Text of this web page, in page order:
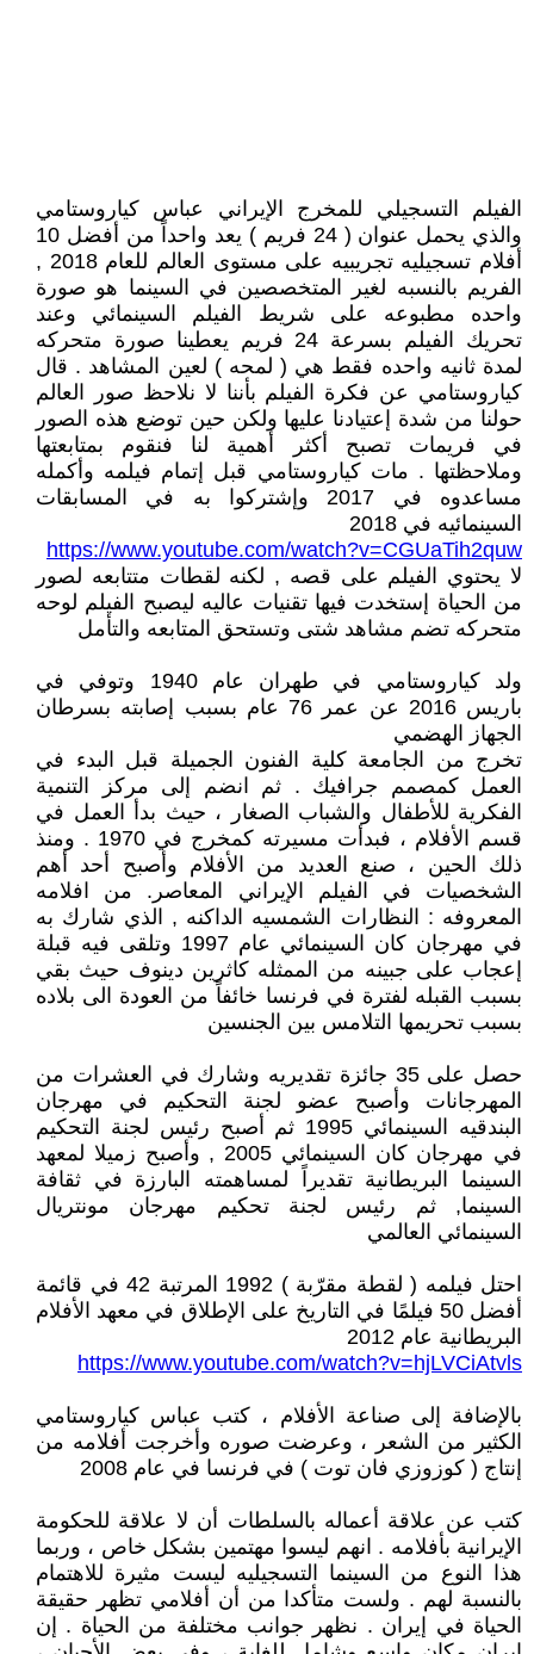
الفيلم التسجيلي للمخرج الإيراني عباس كياروستامي
والذي يحمل عنوان ( 24 فريم ) يعد واحداً من أفضل 10
أفلام تسجيليه تجريبيه على مستوى العالم للعام 2018 ,
الفريم بالنسبه لغير المتخصصين في السينما هو صورة
واحده مطبوعه على شريط الفيلم السينمائي وعند
تحريك الفيلم بسرعة 24 فريم يعطينا صورة متحركه
لمدة ثانيه واحده فقط هي ( لمحه ) لعين المشاهد . قال
كياروستامي عن فكرة الفيلم بأننا لا نلاحظ صور العالم
حولنا من شدة إعتيادنا عليها ولكن حين توضع هذه الصور
في فريمات تصبح أكثر أهمية لنا فنقوم بمتابعتها
وملاحظتها . مات كياروستامي قبل إتمام فيلمه وأكمله
مساعدوه في 2017 وإشتركوا به في المسابقات
السينمائيه في 2018
https://www.youtube.com/watch?v=CGUaTih2quw
لا يحتوي الفيلم على قصه , لكنه لقطات متتابعه لصور
من الحياة إستخدت فيها تقنيات عاليه ليصبح الفيلم لوحه
متحركه تضم مشاهد شتى وتستحق المتابعه والتأمل
ولد كياروستامي في طهران عام 1940 وتوفي في
باريس 2016 عن عمر 76 عام بسبب إصابته بسرطان
الجهاز الهضمي
تخرج من الجامعة كلية الفنون الجميلة قبل البدء في
العمل كمصمم جرافيك . ثم انضم إلى مركز التنمية
الفكرية للأطفال والشباب الصغار ، حيث بدأ العمل في
قسم الأفلام ، فبدأت مسيرته كمخرج في 1970 . ومنذ
ذلك الحين ، صنع العديد من الأفلام وأصبح أحد أهم
الشخصيات في الفيلم الإيراني المعاصر. من افلامه
المعروفه : النظارات الشمسيه الداكنه , الذي شارك به
في مهرجان كان السينمائي عام 1997 وتلقى فيه قبلة
إعجاب على جبينه من الممثله كاثرين دينوف حيث بقي
بسبب القبله لفترة في فرنسا خائفاً من العودة الى بلاده
بسبب تحريمها التلامس بين الجنسين
حصل على 35 جائزة تقديريه وشارك في العشرات من
المهرجانات وأصبح عضو لجنة التحكيم في مهرجان
البندقيه السينمائي 1995 ثم أصبح رئيس لجنة التحكيم
في مهرجان كان السينمائي 2005 , وأصبح زميلا لمعهد
السينما البريطانية تقديراً لمساهمته البارزة في ثقافة
السينما, ثم رئيس لجنة تحكيم مهرجان مونتريال
السينمائي العالمي
احتل فيلمه ( لقطة مقرّبة ) 1992 المرتبة 42 في قائمة
أفضل 50 فيلمًا في التاريخ على الإطلاق في معهد الأفلام
البريطانية عام 2012
https://www.youtube.com/watch?v=hjLVCiAtvls
بالإضافة إلى صناعة الأفلام ، كتب عباس كياروستامي
الكثير من الشعر ، وعرضت صوره وأخرجت أفلامه من
إنتاج ( كوزوزي فان توت ) في فرنسا في عام 2008
كتب عن علاقة أعماله بالسلطات أن لا علاقة للحكومة
الإيرانية بأفلامه . انهم ليسوا مهتمين بشكل خاص ، وربما
هذا النوع من السينما التسجيليه ليست مثيرة للاهتمام
بالنسبة لهم . ولست متأكدا من أن أفلامي تظهر حقيقة
الحياة في إيران . نظهر جوانب مختلفة من الحياة . إن